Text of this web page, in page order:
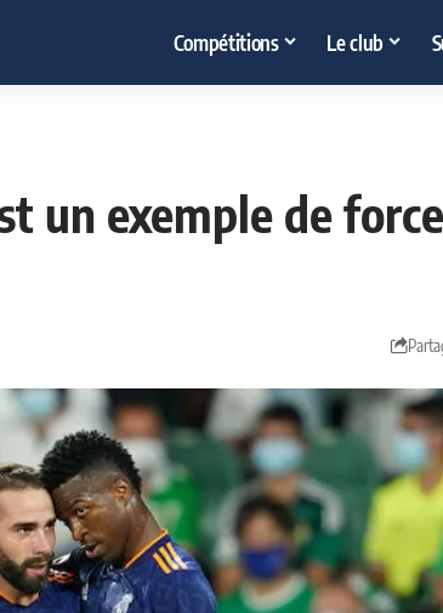
Compétitions Le club
un exemple de force